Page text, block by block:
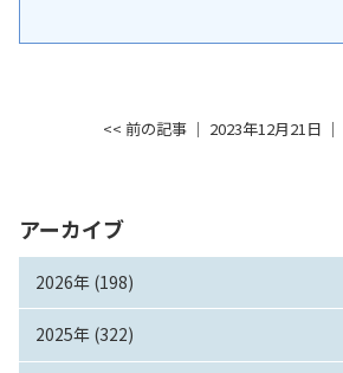
アーカイブ
2026年 (198)
2025年 (322)
<< 前の記事│ 2023年12月21日 │